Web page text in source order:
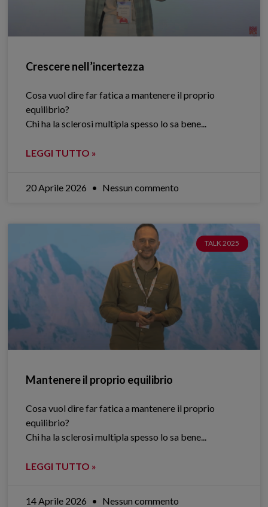
Crescere nell’incertezza
Cosa vuol dire far fatica a mantenere il proprio
equilibrio?
Chi ha la sclerosi multipla spesso lo sa bene.​..
LEGGI TUTTO »
20 Aprile 2026 Nessun commento
TALK 2025
Mantenere il proprio equilibrio
Cosa vuol dire far fatica a mantenere il proprio
equilibrio?
Chi ha la sclerosi multipla spesso lo sa bene.​..
LEGGI TUTTO »
14 Aprile 2026 Nessun commento